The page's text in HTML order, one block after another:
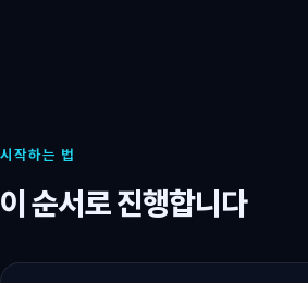
시작하는 법
이 순서로 진행합니다